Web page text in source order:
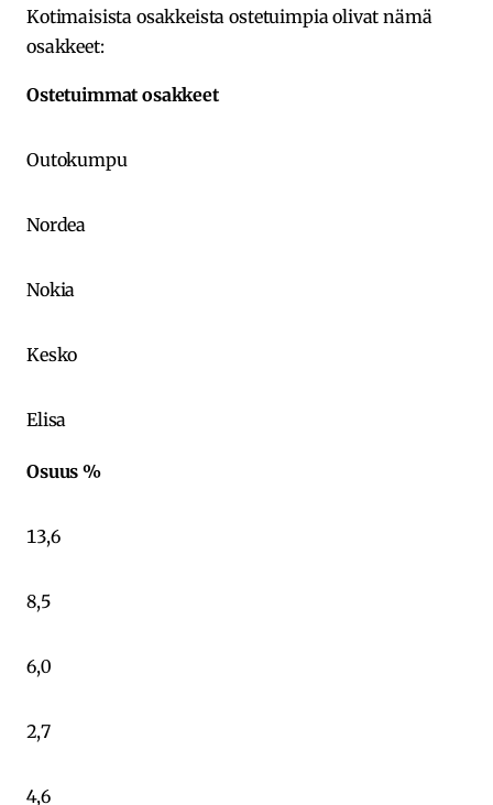
Kotimaisista osakkeista ostetuimpia olivat nämä
osakkeet:
Ostetuimmat osakkeet
Outokumpu
Nordea
Nokia
Kesko
Elisa
Osuus %
13,6
8,5
6,0
2,7
4,6